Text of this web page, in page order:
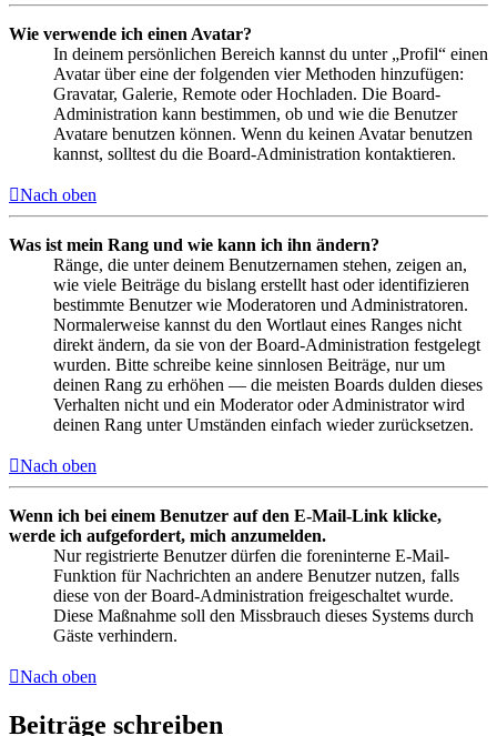
Wie verwende ich einen Avatar?
In deinem persönlichen Bereich kannst du unter „Profil“ einen
Avatar über eine der folgenden vier Methoden hinzufügen:
Gravatar, Galerie, Remote oder Hochladen. Die Board-
Administration kann bestimmen, ob und wie die Benutzer
Avatare benutzen können. Wenn du keinen Avatar benutzen
kannst, solltest du die Board-Administration kontaktieren.
Nach oben
Was ist mein Rang und wie kann ich ihn ändern?
Ränge, die unter deinem Benutzernamen stehen, zeigen an,
wie viele Beiträge du bislang erstellt hast oder identifizieren
bestimmte Benutzer wie Moderatoren und Administratoren.
Normalerweise kannst du den Wortlaut eines Ranges nicht
direkt ändern, da sie von der Board-Administration festgelegt
wurden. Bitte schreibe keine sinnlosen Beiträge, nur um
deinen Rang zu erhöhen — die meisten Boards dulden dieses
Verhalten nicht und ein Moderator oder Administrator wird
deinen Rang unter Umständen einfach wieder zurücksetzen.
Nach oben
Wenn ich bei einem Benutzer auf den E-Mail-Link klicke,
werde ich aufgefordert, mich anzumelden.
Nur registrierte Benutzer dürfen die foreninterne E-Mail-
Funktion für Nachrichten an andere Benutzer nutzen, falls
diese von der Board-Administration freigeschaltet wurde.
Diese Maßnahme soll den Missbrauch dieses Systems durch
Gäste verhindern.
Nach oben
Beiträge schreiben